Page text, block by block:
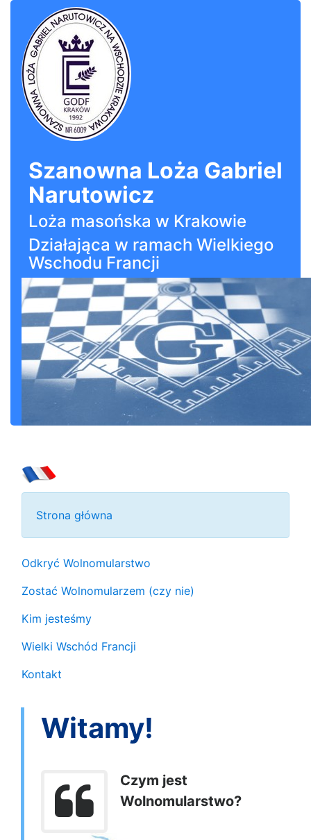
Szanowna Loża Gabriel
Narutowicz
Loża masońska w Krakowie
Działająca w ramach Wielkiego
Wschodu Francji
Strona główna
Odkryć Wolnomularstwo
Zostać Wolnomularzem (czy nie)
Kim jesteśmy
Wielki Wschód Francji
Kontakt
Witamy!
Czym jest
Wolnomularstwo?